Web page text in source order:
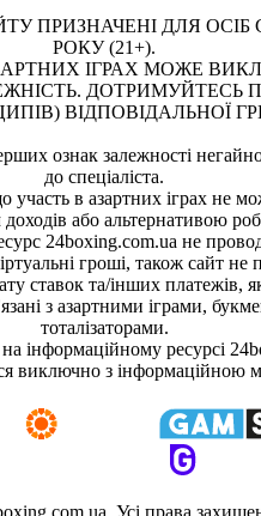
ПРИЗНАЧЕНІ ДЛЯ ОСІБ
РОКУ (21+).
ІГРАХ МОЖЕ
ДОТРИМУЙТЕСЬ
ВІДПОВІДАЛЬНОЇ
ознак залежності негайно
до спеціаліста.
участь в азартних іграх не
або альтернативою
24boxing.com.ua не
гроші, також сайт не
ставок та/інших платежів,
з азартними іграми,
тоталізаторами.
на інформаційному ресурсі
виключно з інформаційною
Усi права